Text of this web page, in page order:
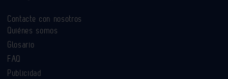
Contacte con nosotros
Quiénes somos
Glosario
FAQ
Publicidad